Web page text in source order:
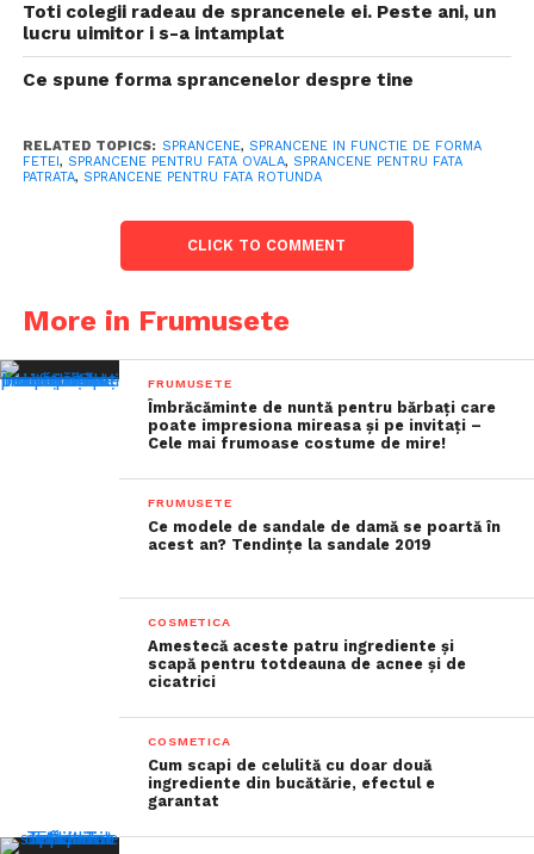
Toti colegii radeau de sprancenele ei. Peste ani, un
lucru uimitor i s-a intamplat
Ce spune forma sprancenelor despre tine
RELATED TOPICS: SPRANCENE, SPRANCENE IN FUNCTIE DE FORMA
FETEI, SPRANCENE PENTRU FATA OVALA, SPRANCENE PENTRU FATA
PATRATA, SPRANCENE PENTRU FATA ROTUNDA
CLICK TO COMMENT
More in Frumusete
FRUMUSETE
Îmbrăcăminte de nuntă pentru bărbați care
poate impresiona mireasa și pe invitați –
Cele mai frumoase costume de mire!
FRUMUSETE
Ce modele de sandale de damă se poartă în
acest an? Tendințe la sandale 2019
COSMETICA
Amestecă aceste patru ingrediente și
scapă pentru totdeauna de acnee și de
cicatrici
COSMETICA
Cum scapi de celulită cu doar două
ingrediente din bucătărie, efectul e
garantat